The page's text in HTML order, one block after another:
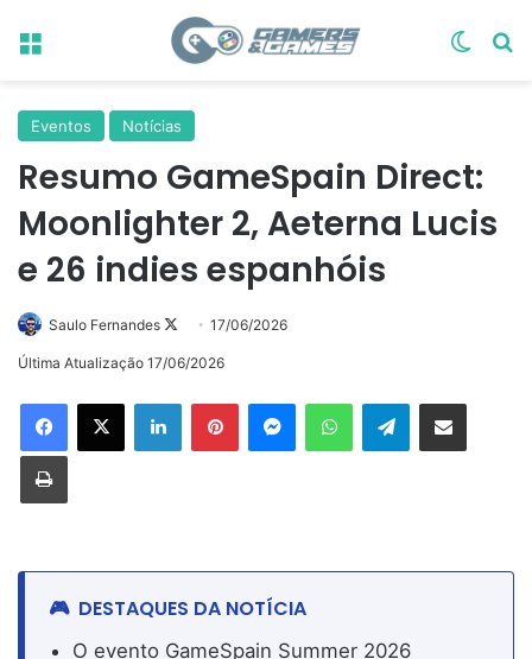
Menu
Eventos Notícias
Resumo GameSpain Direct:
Moonlighter 2, Aeterna Lucis
e 26 indies espanhóis
Saulo Fernandes
Follow
on
17/06/2026
Última Atualização 17/06/2026
LinkedinPinterestMessengerWhatsAppTelegramCompartilhar via e-mail
Imprimir
DESTAQUES DA NOTÍCIA
O evento GameSpain Summer 2026